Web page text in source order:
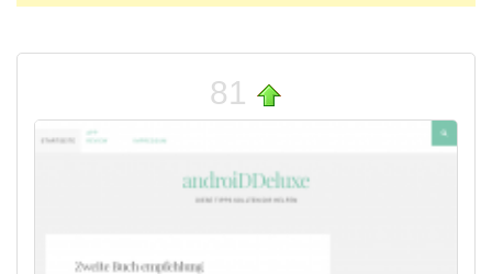
81